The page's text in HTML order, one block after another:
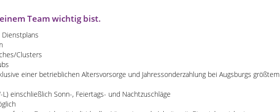
Team wichtig bist.
Clusters
einer betrieblichen Altersvorsorge und Jahressonderzahlung bei Augsburgs größtem
L) einschließlich Sonn-, Feiertags- und Nachtzuschläge